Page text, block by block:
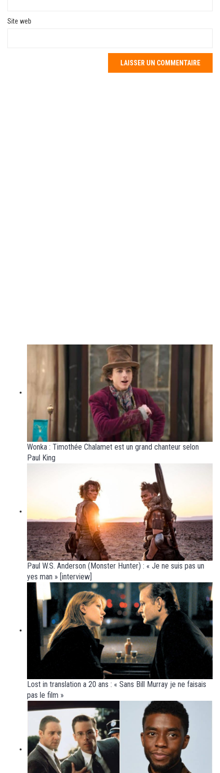
Site web
Wonka : Timothée Chalamet est un grand chanteur selon
Paul King
Paul W.S. Anderson (Monster Hunter) : « Je ne suis pas un
yes man » [interview]
Lost in translation a 20 ans : « Sans Bill Murray je ne faisais
pas le film »